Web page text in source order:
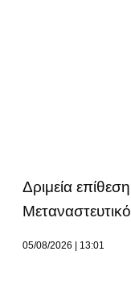
Δριμεία
Μεταναστευτικό
05/08/2026 13:01